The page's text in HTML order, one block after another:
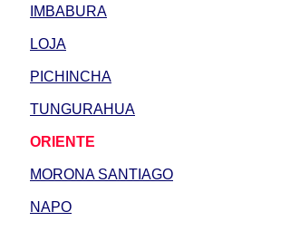
IMBABURA
LOJA
PICHINCHA
TUNGURAHUA
ORIENTE
MORONA SANTIAGO
NAPO